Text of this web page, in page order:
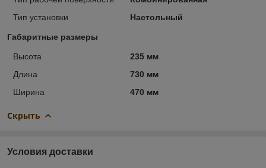
Тип установки
Настольный
Габаритные размеры
Высота
235 мм
Длина
730 мм
Ширина
470 мм
Скрыть
Условия доставки